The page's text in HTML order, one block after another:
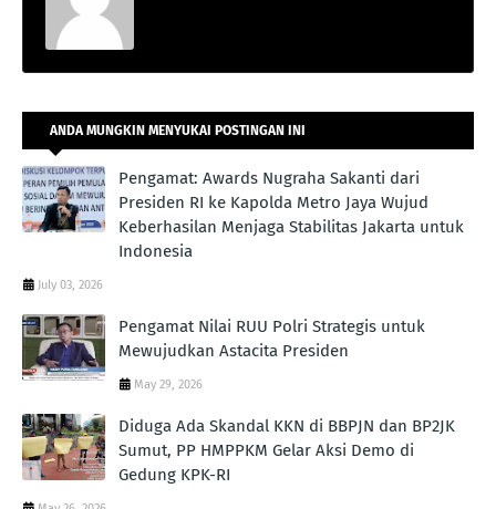
ANDA MUNGKIN MENYUKAI POSTINGAN INI
Pengamat: Awards Nugraha Sakanti dari
Presiden RI ke Kapolda Metro Jaya Wujud
Keberhasilan Menjaga Stabilitas Jakarta untuk
Indonesia
July 03, 2026
Pengamat Nilai RUU Polri Strategis untuk
Mewujudkan Astacita Presiden
May 29, 2026
Diduga Ada Skandal KKN di BBPJN dan BP2JK
Sumut, PP HMPPKM Gelar Aksi Demo di
Gedung KPK-RI